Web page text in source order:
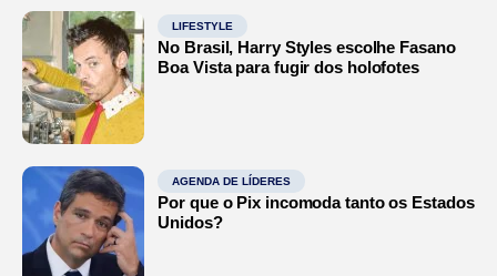
LIFESTYLE
No Brasil, Harry Styles escolhe Fasano
Boa Vista para fugir dos holofotes
AGENDA DE LÍDERES
Por que o Pix incomoda tanto os Estados
Unidos?